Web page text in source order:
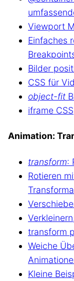
Viewport
Einfaches
Bilder
CSS für
object-fit
iframe CSS
Animation:
transform:
Rotieren
transform
Weiche
Kleine